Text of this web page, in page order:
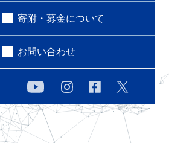
寄附・募金について
お問い合わせ